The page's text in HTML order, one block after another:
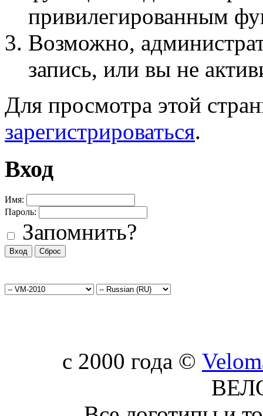
привилегированным
Возможно,
запись, или вы не
Для просмотра этой
зарегистрироваться.
Вход
Имя:
Пароль:
Запомнить?
c 2000 года ©